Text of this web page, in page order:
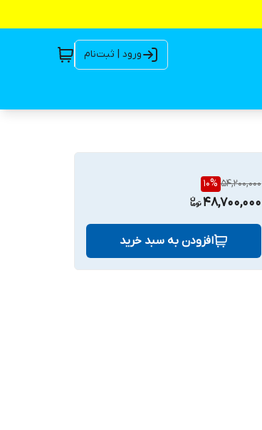
ورود | ثبت‌نام
54,200,000
10%
48,700,000
افزودن به سبد خرید